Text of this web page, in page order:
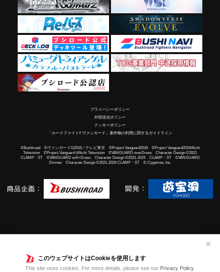
このウェブサイトはCookieを使用します
This site uses cookies. For more details, please see our Privacy Policy.
✕
プライバシーポリシー
外部送信ポリシー
クッキーポリシー
「カードファイト!! ヴァンガード」著作物の利用に関するガイドライン
©Bushiroad ©ヴァンガードG2016／テレビ東京 ©Project Vanguard2018 ©Project Vanguard2019/Aichi
Television ©Project Vanguard if/Aichi Television ©VANGUARD overDress Character Design ©2021
CLAMP・ST ©VANGUARD will+Dress Character Design ©2021-2023 CLAMP・ST ©VANGUARD
Divinez Character Design ©2021-2026 CLAMP・ST © Cygames, Inc.